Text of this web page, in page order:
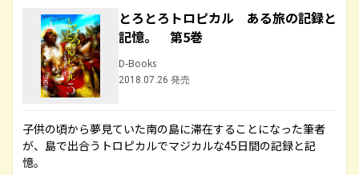
とろとろトロピカル ある旅の記録と
記憶。 第5巻
D-Books
2018.07.26 発売
子供の頃から夢見ていた南の島に滞在することになった筆者
が、島で出合うトロピカルでマジカルな45日間の記録と記
憶。